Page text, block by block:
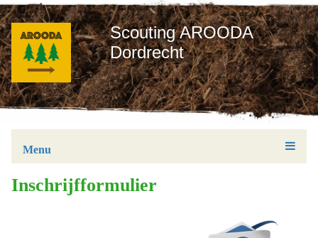
Scouting AROODA
Dordrecht
Menu
Inschrijfformulier